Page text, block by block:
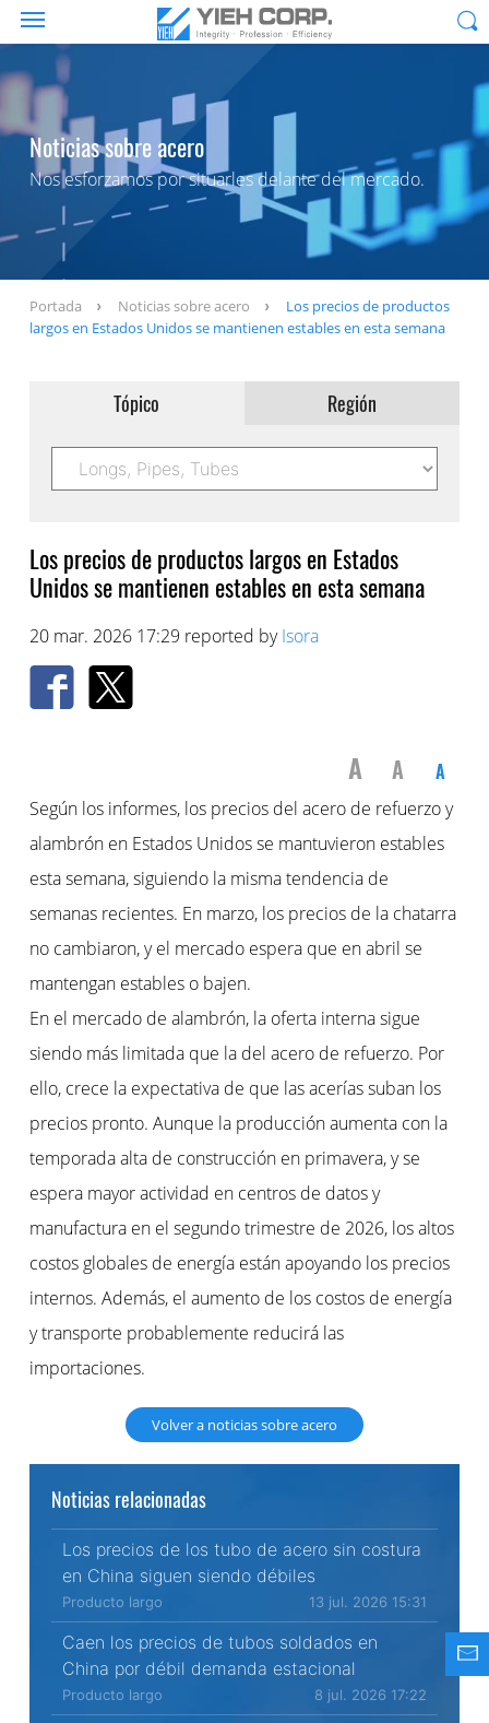
Noticias sobre acero
Nos esforzamos por situarles delante del mercado.
Portada Noticias sobre acero
Los precios de productos
largos en Estados Unidos se mantienen estables en esta semana
Tópico Región
Los precios de productos largos en Estados
Unidos se mantienen estables en esta semana
20 mar. 2026 17:29 reported byIsora
A A A
Según los informes, los precios del acero de refuerzo y
alambrón en Estados Unidos se mantuvieron estables
esta semana, siguiendo la misma tendencia de
semanas recientes. En marzo, los precios de la chatarra
no cambiaron, y el mercado espera que en abril se
mantengan estables o bajen.
En el mercado de alambrón, la oferta interna sigue
siendo más limitada que la del acero de refuerzo. Por
ello, crece la expectativa de que las acerías suban los
precios pronto. Aunque la producción aumenta con la
temporada alta de construcción en primavera, y se
espera mayor actividad en centros de datos y
manufactura en el segundo trimestre de 2026, los altos
costos globales de energía están apoyando los precios
internos. Además, el aumento de los costos de energía
y transporte probablemente reducirá las
importaciones.
Volver a noticias sobre acero
Noticias relacionadas
Los precios de los tubo de acero sin costura
en China siguen siendo débiles
Producto largo 13 jul. 2026 15:31
Caen los precios de tubos soldados en
China por débil demanda estacional
Producto largo 8 jul. 2026 17:22